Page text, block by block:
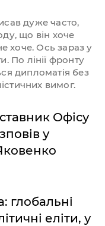
дуже часто,
що він хоче
хоче. Ось зараз у
По лінії фронту
дипломатія без
вимог.
Офісу
у
глобальні
еліти, у